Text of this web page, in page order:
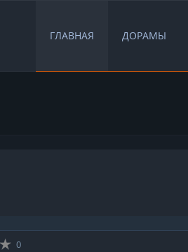
ГЛАВНАЯ ДОРАМЫ
0